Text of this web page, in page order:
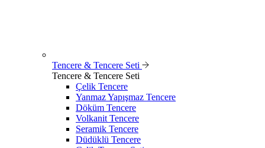
Tencere & Tencere Seti
Tencere & Tencere Seti
Çelik Tencere
Yanmaz Yapışmaz Tencere
Döküm Tencere
Volkanit Tencere
Seramik Tencere
Düdüklü Tencere